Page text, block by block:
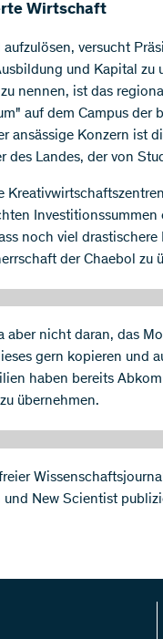
Wirtschaft
versucht
und Kapital zu
nennen, ist das
auf dem Campus
ansässige Konzern ist
des Landes, der von
noch viel
der Chaebol zu
aber nicht daran, das
gern kopieren und
haben bereits
übernehmen.
und New Scientist